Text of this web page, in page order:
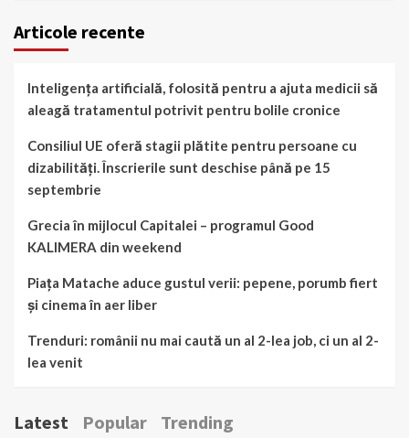
Articole recente
Inteligența artificială, folosită pentru a ajuta medicii să
aleagă tratamentul potrivit pentru bolile cronice
Consiliul UE oferă stagii plătite pentru persoane cu
dizabilități. Înscrierile sunt deschise până pe 15
septembrie
Grecia în mijlocul Capitalei – programul Good
KALIMERA din weekend
Piața Matache aduce gustul verii: pepene, porumb fiert
și cinema în aer liber
Trenduri: românii nu mai caută un al 2-lea job, ci un al 2-
lea venit
Latest Popular Trending